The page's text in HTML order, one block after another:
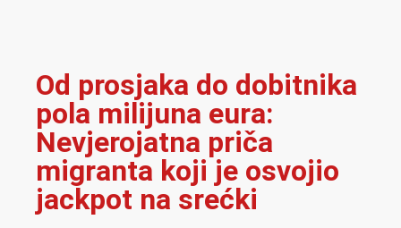
Od prosjaka do dobitnika
pola milijuna eura:
Nevjerojatna priča
migranta koji je osvojio
jackpot na srećki